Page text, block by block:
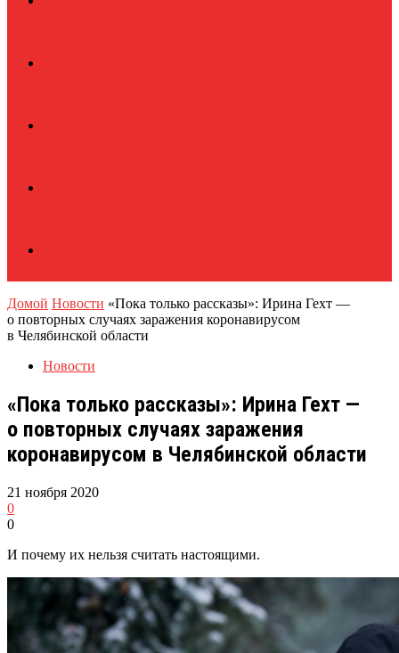
Домой Новости «Пока только рассказы»: Ирина Гехт —
о повторных случаях заражения коронавирусом
в Челябинской области
Новости
«Пока только рассказы»: Ирина Гехт —
о повторных случаях заражения
коронавирусом в Челябинской области
21 ноября 2020
0
0
И почему их нельзя считать настоящими.